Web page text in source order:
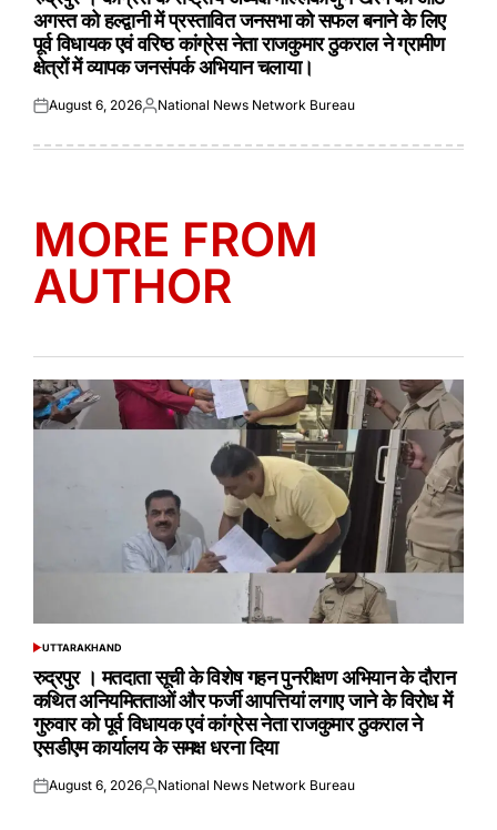
अगस्त को हल्द्वानी में प्रस्तावित जनसभा को सफल बनाने के लिए
पूर्व विधायक एवं वरिष्ठ कांग्रेस नेता राजकुमार ठुकराल ने ग्रामीण
क्षेत्रों में व्यापक जनसंपर्क अभियान चलाया।
Posted
August 6, 2026Posted
National News Network Bureau
MORE FROM
AUTHOR
POSTED
UTTARAKHAND
रुद्रपुर । मतदाता सूची के विशेष गहन पुनरीक्षण अभियान के दौरान
कथित अनियमितताओं और फर्जी आपत्तियां लगाए जाने के विरोध में
गुरुवार को पूर्व विधायक एवं कांग्रेस नेता राजकुमार ठुकराल ने
एसडीएम कार्यालय के समक्ष धरना दिया
Posted
August 6, 2026Posted
National News Network Bureau